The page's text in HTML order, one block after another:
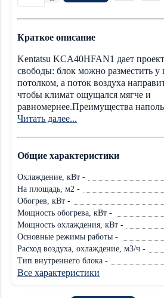
Краткое описание
Kentatsu KCA40HFAN1 дает
свободы: блок можно разместить у
потолком, а поток воздуха
чтобы климат ощущался мягче и
равномернее.Преимущества
Читать далее...
Общие характеристики
Охлаждение, кВт -
На площадь, м2 -
Обогрев, кВт -
Мощность обогрева, кВт -
Мощность охлаждения, кВт -
Основные режимы работы -
Расход воздуха, охлаждение, м3/ч -
Тип внутреннего блока -
Все характеристики